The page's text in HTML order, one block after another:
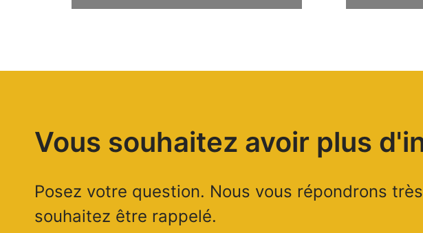
Vous souhaitez avoir plus
Posez votre question. Nous vous répondrons
souhaitez être rappelé.